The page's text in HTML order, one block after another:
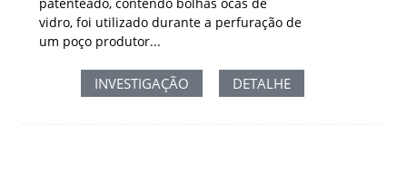
vidro, foi utilizado durante a perfuração de
um poço produtor...
INVESTIGAÇÃO DETALHE